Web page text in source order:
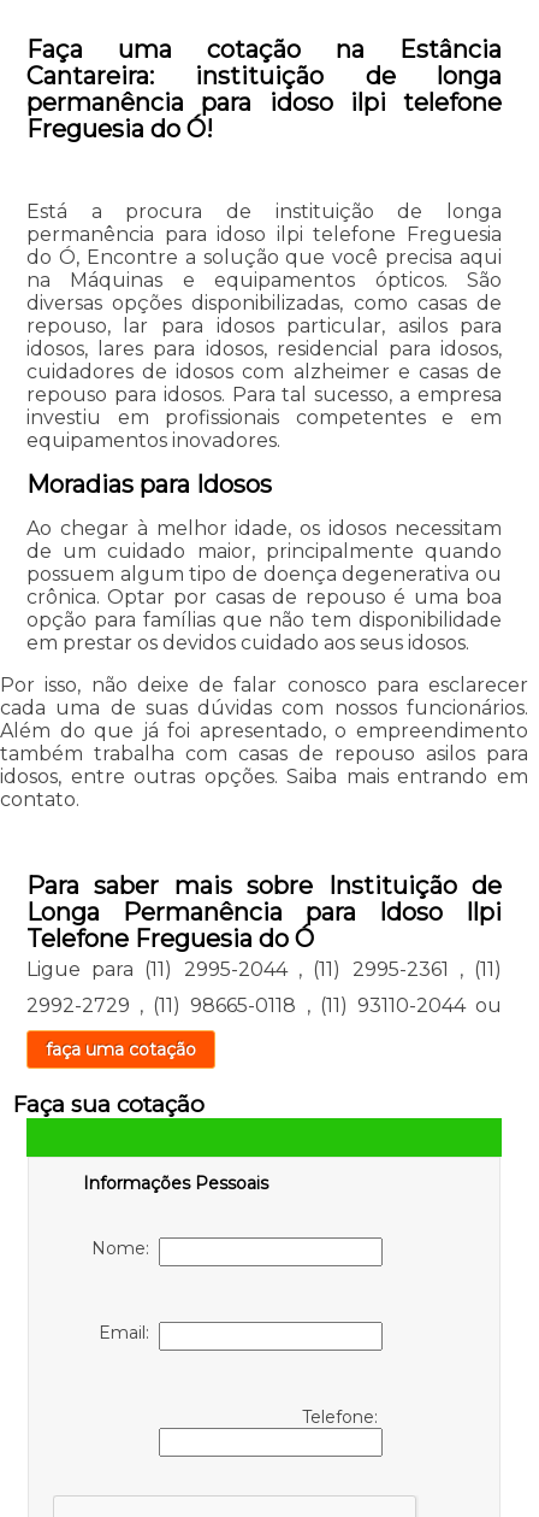
Faça uma cotação na Estância
Cantareira: instituição de longa
permanência para idoso ilpi telefone
Freguesia do Ó!
Está a procura de instituição de longa
permanência para idoso ilpi telefone Freguesia
do Ó, Encontre a solução que você precisa aqui
na Máquinas e equipamentos ópticos. São
diversas opções disponibilizadas, como casas de
repouso, lar para idosos particular, asilos para
idosos, lares para idosos, residencial para idosos,
cuidadores de idosos com alzheimer e casas de
repouso para idosos. Para tal sucesso, a empresa
investiu em profissionais competentes e em
equipamentos inovadores.
Moradias para Idosos
Ao chegar à melhor idade, os idosos necessitam
de um cuidado maior, principalmente quando
possuem algum tipo de doença degenerativa ou
crônica. Optar por casas de repouso é uma boa
opção para famílias que não tem disponibilidade
em prestar os devidos cuidado aos seus idosos.
Por isso, não deixe de falar conosco para esclarecer
cada uma de suas dúvidas com nossos funcionários.
Além do que já foi apresentado, o empreendimento
também trabalha com casas de repouso asilos para
idosos, entre outras opções. Saiba mais entrando em
contato.
Para saber mais sobre Instituição de
Longa Permanência para Idoso Ilpi
Telefone Freguesia do Ó
Ligue para (11) 2995-2044 , (11) 2995-2361 , (11)
2992-2729 , (11) 98665-0118 , (11) 93110-2044 ou
faça uma cotação
Faça sua cotação
Informações Pessoais
Nome:
Email:
Telefone: